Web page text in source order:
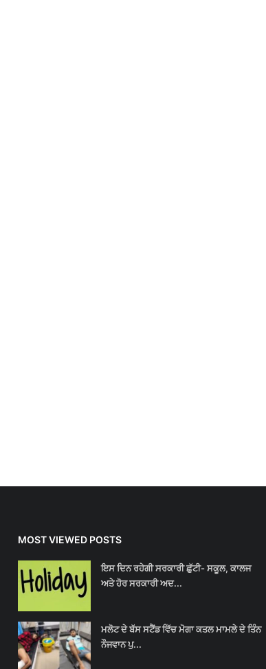
MOST VIEWED POSTS
ਇਸ ਦਿਨ ਰਹੇਗੀ ਸਰਕਾਰੀ ਛੁੱਟੀ- ਸਕੂਲ, ਕਾਲਜ
ਅਤੇ ਹੋਰ ਸਰਕਾਰੀ ਅਦ...
ਮਲੋਟ ਦੇ ਬੱਸ ਸਟੈਂਡ ਵਿੱਚ ਮੋਗਾ ਕਤਲ ਮਾਮਲੇ ਦੇ ਤਿੰਨ
ਨੌਜਵਾਨ ਪੁ...